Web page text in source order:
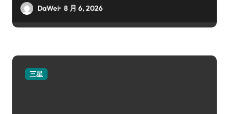
DaWei 8 月 6, 2026
三星